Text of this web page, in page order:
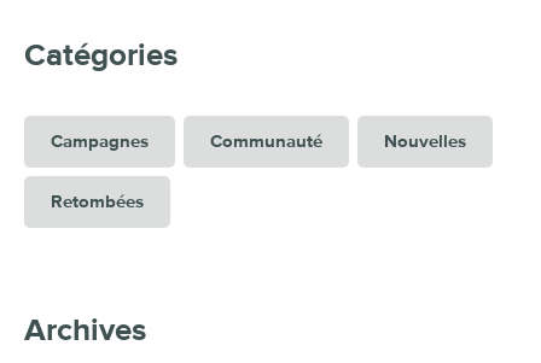
Catégories
Campagnes Communauté Nouvelles
Retombées
Archives